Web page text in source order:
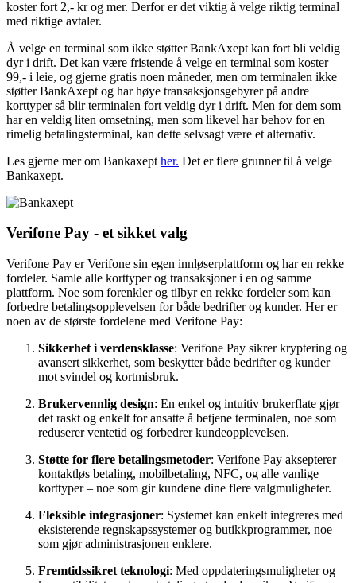
koster fort 2,- kr og mer. Derfor er det viktig å velge riktig terminal
med riktige avtaler.
Å velge en terminal som ikke støtter BankAxept kan fort bli veldig
dyr i drift. Det kan være fristende å velge en terminal som koster
99,- i leie, og gjerne gratis noen måneder, men om terminalen ikke
støtter BankAxept og har høye transaksjonsgebyrer på andre
korttyper så blir terminalen fort veldig dyr i drift. Men for dem som
har en veldig liten omsetning, men som likevel har behov for en
rimelig betalingsterminal, kan dette selvsagt være et alternativ.
Les gjerne mer om Bankaxept her. Det er flere grunner til å velge
Bankaxept.
Verifone Pay - et sikket valg
Verifone Pay er Verifone sin egen innløserplattform og har en rekke
fordeler. Samle alle korttyper og transaksjoner i en og samme
plattform. Noe som forenkler og tilbyr en rekke fordeler som kan
forbedre betalingsopplevelsen for både bedrifter og kunder. Her er
noen av de største fordelene med Verifone Pay:
Sikkerhet i verdensklasse: Verifone Pay sikrer kryptering og
avansert sikkerhet, som beskytter både bedrifter og kunder
mot svindel og kortmisbruk.
Brukervennlig design: En enkel og intuitiv brukerflate gjør
det raskt og enkelt for ansatte å betjene terminalen, noe som
reduserer ventetid og forbedrer kundeopplevelsen.
Støtte for flere betalingsmetoder: Verifone Pay aksepterer
kontaktløs betaling, mobilbetaling, NFC, og alle vanlige
korttyper – noe som gir kundene dine flere valgmuligheter.
Fleksible integrasjoner: Systemet kan enkelt integreres med
eksisterende regnskapssystemer og butikkprogrammer, noe
som gjør administrasjonen enklere.
Fremtidssikret teknologi: Med oppdateringsmuligheter og